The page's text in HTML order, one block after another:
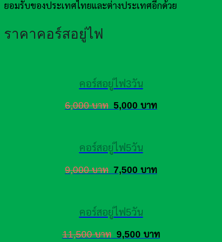
ยอมรับของประเทศไทยและต่างประเทศอีกด้วย
ราคาคอร์สอยู่ไฟ
คอร์สอยู่ไฟ3วัน
6,000 บาท 5,000 บาท
คอร์สอยู่ไฟ5วัน
9,000 บาท 7,500 บาท
คอร์สอยู่ไฟ5วัน
11,500 บาท 9,500 บาท